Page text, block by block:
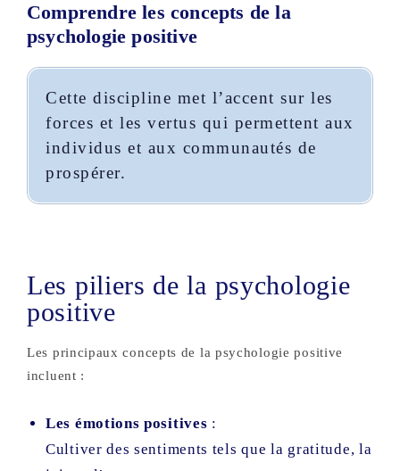
Comprendre les concepts de la
psychologie positive
Cette discipline met l’accent sur les
forces et les vertus qui permettent aux
individus et aux communautés de
prospérer.
Les piliers de la psychologie
positive
Les principaux concepts de la psychologie positive
incluent :
Les émotions positives :
Cultiver des sentiments tels que la gratitude, la